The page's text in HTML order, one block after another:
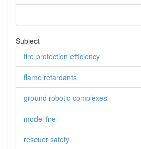
Subject
fire protection efficiency
flame retardants
ground robotic complexes
model fire
rescuer safety